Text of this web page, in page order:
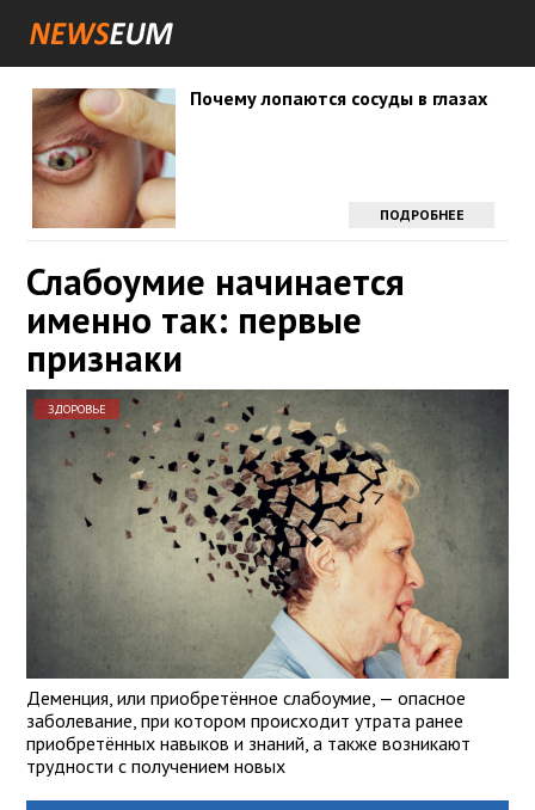
Почему лопаются сосуды в глазах
ПОДРОБНЕЕ
Слабоумие начинается
именно так: первые
признаки
ЗДОРОВЬЕ
Деменция, или приобретённое слабоумие, — опасное
заболевание, при котором происходит утрата ранее
приобретённых навыков и знаний, а также возникают
трудности с получением новых